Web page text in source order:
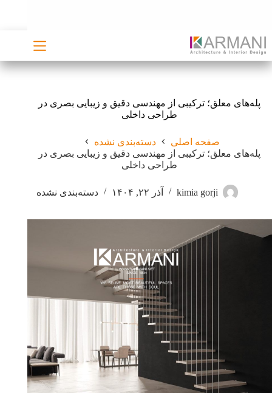
پله‌های معلق؛ ترکیبی از مهندسی دقیق و زیبایی بصری در
طراحی داخلی
صفحه اصلی
دسته‌بندی نشده
پله‌های معلق؛ ترکیبی از مهندسی دقیق و زیبایی بصری در
طراحی داخلی
kimia gorji آذر ۲۲, ۱۴۰۴ دسته‌بندی نشده